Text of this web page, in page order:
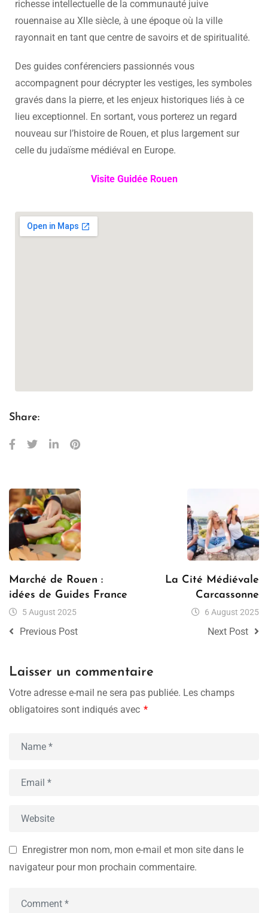
richesse intellectuelle de la communauté juive
rouennaise au XIIe siècle, à une époque où la ville
rayonnait en tant que centre de savoirs et de spiritualité.
Des guides conférenciers passionnés vous
accompagnent pour décrypter les vestiges, les symboles
gravés dans la pierre, et les enjeux historiques liés à ce
lieu exceptionnel. En sortant, vous porterez un regard
nouveau sur l’histoire de Rouen, et plus largement sur
celle du judaïsme médiéval en Europe.
Visite Guidée Rouen
Share:
Marché de Rouen :
idées de Guides France
5 August 2025
Previous Post
La Cité Médiévale
Carcassonne
6 August 2025
Next Post
Laisser un commentaire
Votre adresse e-mail ne sera pas publiée. Les champs
obligatoires sont indiqués avec *
Enregistrer mon nom, mon e-mail et mon site dans le
navigateur pour mon prochain commentaire.